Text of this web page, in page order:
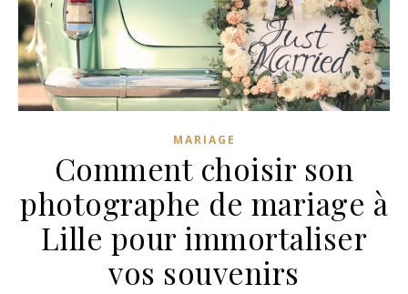
MARIAGE
Comment choisir son
photographe de mariage à
Lille pour immortaliser
vos souvenirs